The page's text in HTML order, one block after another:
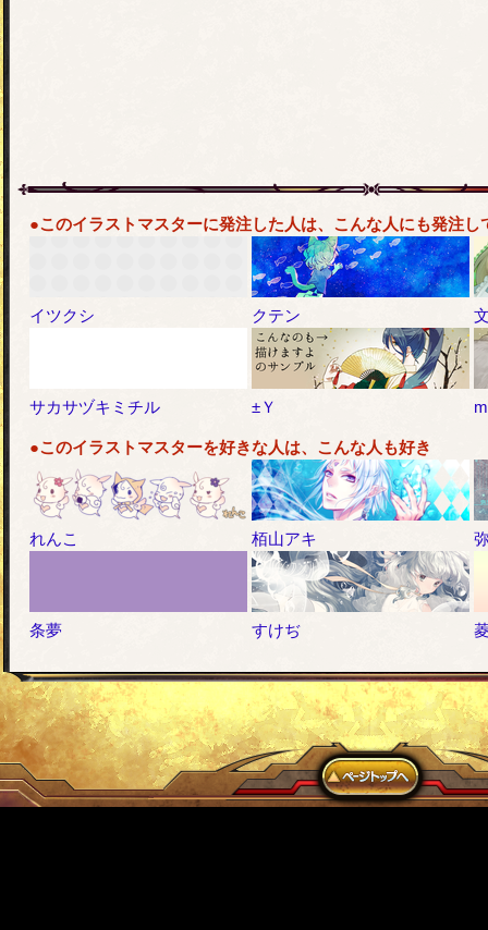
●このイラストマスターに発注した人は、こんな人にも発注し
イツクシ クテン
サカサヅキミチル ±Ｙ
●このイラストマスターを好きな人は、こんな人も好き
れんこ 栢山アキ
条夢 すけぢ